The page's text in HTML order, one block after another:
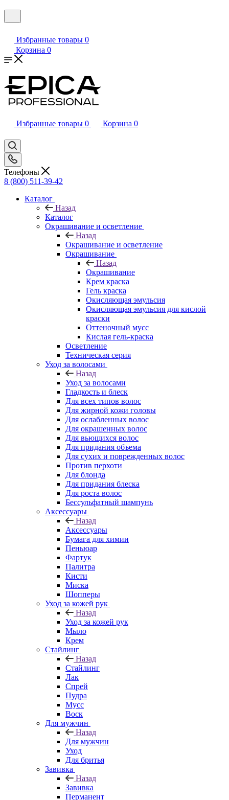
Избранные товары 0
Корзина 0
Избранные товары 0 Корзина 0
Телефоны
8 (800) 511-39-42
Каталог
Назад
Каталог
Окрашивание и осветление
Назад
Окрашивание и осветление
Окрашивание
Назад
Окрашивание
Крем краска
Гель краска
Окисляющая эмульсия
Окисляющая эмульсия для кислой
краски
Оттеночный мусс
Кислая гель-краска
Осветление
Техническая серия
Уход за волосами
Назад
Уход за волосами
Гладкость и блеск
Для всех типов волос
Для жирной кожи головы
Для ослабленных волос
Для окрашенных волос
Для вьющихся волос
Для придания объема
Для сухих и поврежденных волос
Против перхоти
Для блонда
Для придания блеска
Для роста волос
Бессульфатный шампунь
Аксессуары
Назад
Аксессуары
Бумага для химии
Пеньюар
Фартук
Палитра
Кисти
Миска
Шопперы
Уход за кожей рук
Назад
Уход за кожей рук
Мыло
Крем
Стайлинг
Назад
Стайлинг
Лак
Спрей
Пудра
Мусс
Воск
Для мужчин
Назад
Для мужчин
Уход
Для бритья
Завивка
Назад
Завивка
Перманент